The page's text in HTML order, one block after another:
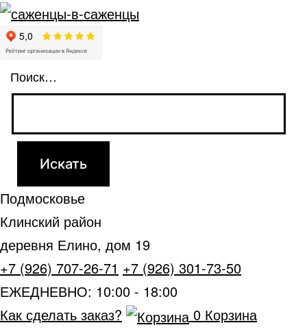
Поиск…
Подмосковье
Клинский район
деревня Елино, дом 19
+7 (926) 707-26-71 +7 (926) 301-73-50
ЕЖЕДНЕВНО: 10:00 - 18:00
Как сделать заказ?
0 Корзина